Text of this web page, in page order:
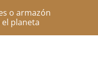
o armazón
el planeta